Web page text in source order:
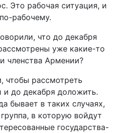
Это рабочая ситуация, и
рабочему.
что до декабря
уже какие-то
членства Армении?
чтобы рассмотреть
до декабря доложить.
бывает в таких случаях,
в которую войдут
государства-